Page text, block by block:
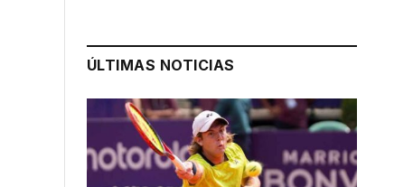
ÚLTIMAS NOTICIAS